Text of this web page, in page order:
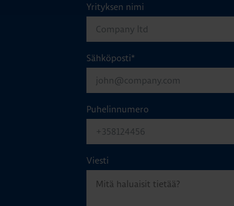
Yrityksen nimi
Sähköposti*
Puhelinnumero
Viesti